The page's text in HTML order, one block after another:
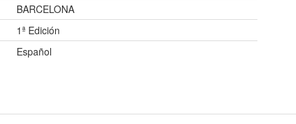
BARCELONA
1ª Edición
Español